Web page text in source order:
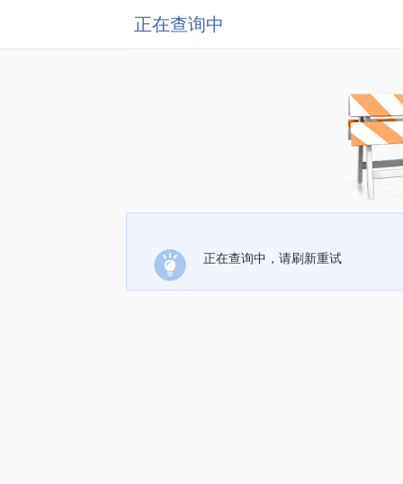
正在查询中
正在查询中，请刷新重试